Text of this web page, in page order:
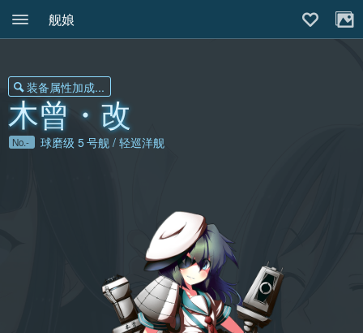
舰娘
木曾・改
No.- 球磨级 5号舰 / 轻巡洋舰
装备属性加成...